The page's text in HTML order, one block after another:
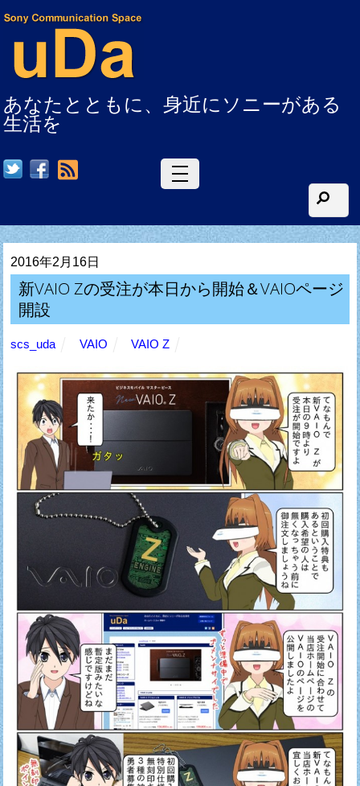
あなたとともに、身近にソニーがある
生活を
2016年2月16日
新VAIO Zの受注が本日から開始＆VAIOページ
開設
scs_uda VAIO VAIO Z